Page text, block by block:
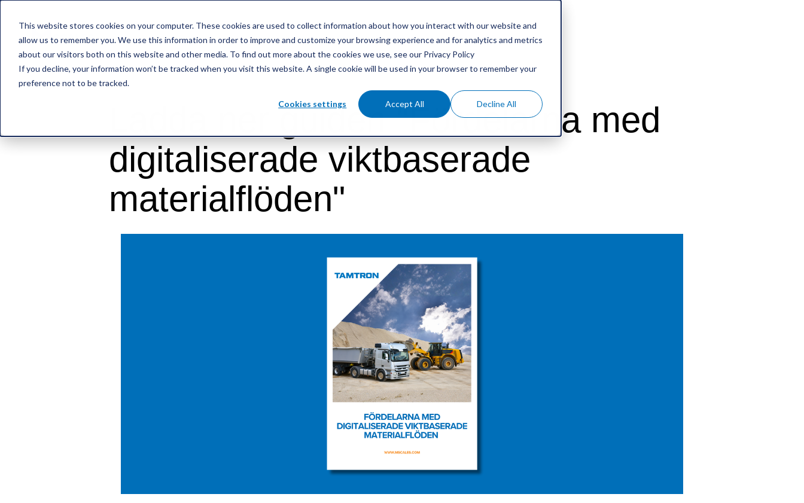
This website stores cookies on your computer. These cookies are used to collect information about how you interact with our website and
allow us to remember you. We use this information in order to improve and customize your browsing experience and for analytics and metrics
about our visitors both on this website and other media. To find out more about the cookies we use, see our Privacy Policy
If you decline, your information won’t be tracked when you visit this website. A single cookie will be used in your browser to remember your
preference not to be tracked.
Cookies settings Accept All Decline All
Ladda ner guiden "Fördelarna med
digitaliserade viktbaserade
materialflöden"